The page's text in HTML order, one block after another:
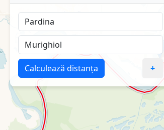
Calculează distanța +